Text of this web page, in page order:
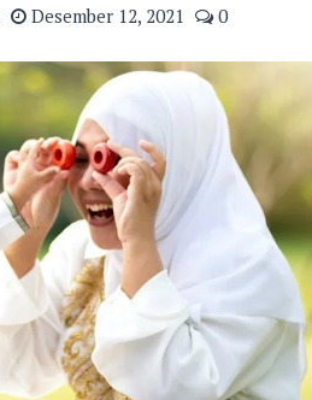
Desember 12, 2021 0